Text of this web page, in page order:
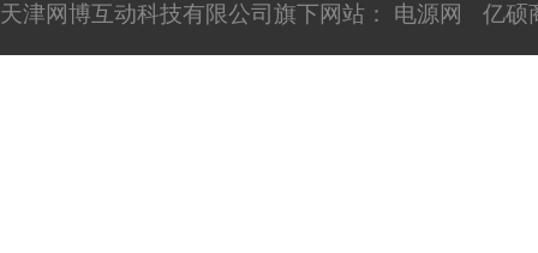
天津网博互动科技有限公司旗下网站： 电源网 亿硕